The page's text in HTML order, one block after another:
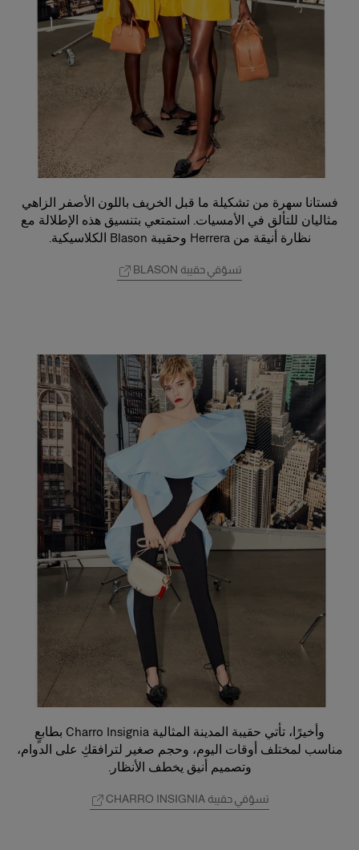
فستانا سهرة من تشكيلة ما قبل الخريف باللون الأصفر الزاهي
مثاليان للتألق في الأمسيات. استمتعي بتنسيق هذه الإطلالة مع
نظارة أنيقة من Herrera وحقيبة Blason الكلاسيكية.
تسوّقي حقيبة BLASON
وأخيرًا، تأتي حقيبة المدينة المثالية Charro Insignia بطابعٍ
مناسب لمختلف أوقات اليوم، وحجم صغير لترافقكِ على الدوام،
وتصميم أنيق يخطف الأنظار.
تسوّقي حقيبة CHARRO INSIGNIA